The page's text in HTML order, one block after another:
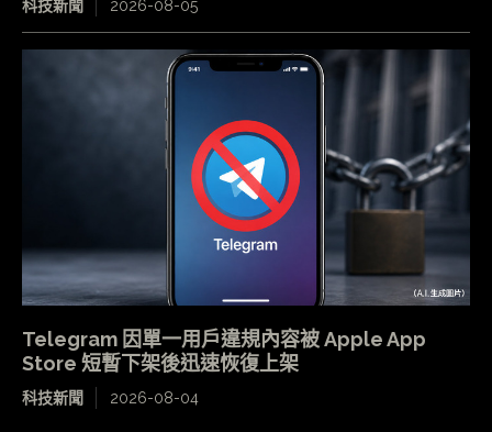
科技新聞 2026-08-05
Telegram 因單一用戶違規內容被 Apple App
Store 短暫下架後迅速恢復上架
科技新聞 2026-08-04